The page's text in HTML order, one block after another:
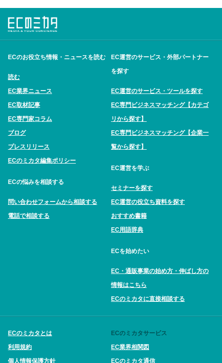
ECのお役立ち情報・ニュースを読む
読む
EC業界ニュース
EC取材記事
EC専門家コラム
ブログ
プレスリリース
ECのミカタ編集ポリシー
ECの悩みを相談する
問い合わせフォームから相談する
電話で相談する
EC運営のサービス・外部パートナー
を探す
EC運営のサービス・ツールを探す
EC専門ビジネスマッチング【カテゴ
リから探す】
EC専門ビジネスマッチング【企業一
覧から探す】
EC運営を学ぶ
セミナーを探す
EC運営の役立ち資料を探す
おすすめ書籍
EC用語辞典
ECを始めたい
EC・通販事業の始め方・伸ばし方の
情報はこちら
ECのミカタに直接相談する
ECのミカタとは
利用規約
個人情報保護方針
ECのミカタサービス
EC業界相関図
ECのミカタ通信